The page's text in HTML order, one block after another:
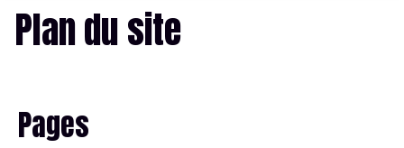
Plan du site
Pages